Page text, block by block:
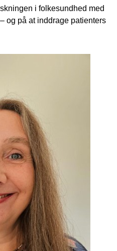
i folkesundhed med
og på at inddrage patienters